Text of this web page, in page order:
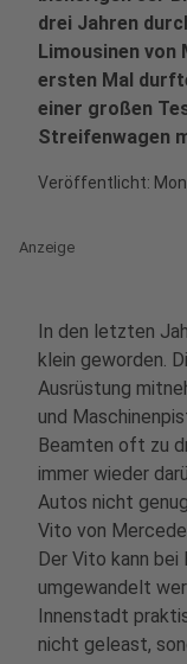
drei Jahren
Limousinen von
ersten Mal
einer großen
Streifenwagen
Veröffentlicht:
Anzeige
In den letzten
klein geworden.
Ausrüstung
und
Beamten oft zu
immer wieder
Autos nicht
Vito von
Der Vito kann
umgewandelt
Innenstadt
nicht geleast,